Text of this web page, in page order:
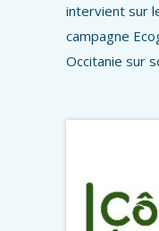
intervient sur
campagne
Occitanie sur